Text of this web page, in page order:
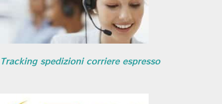
Tracking spedizioni corriere espresso